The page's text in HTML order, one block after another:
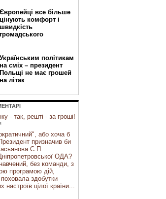
Європейці все більше
цінують комфорт і
швидкість
громадського
Українським політикам
на сміх – президент
Польщі не має грошей
на літак
- так, решті - за гроші!
або хоча б
призначив би
С.П.
ОДА?
без команди, з
програмою дій,
здобутки
настроїв цілої країни...